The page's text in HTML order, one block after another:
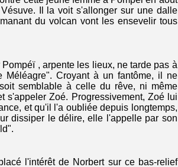
Il la voit s'allonger sur une dalle
du volcan vont les ensevelir tous
, arpente les lieux, ne tarde pas à
Méléagre". Croyant à un fantôme, il ne
semblable à celle du rêve, ni même
s'appeler Zoé. Progressivement, Zoé lui
et qu'il l'a oubliée depuis longtemps,
dissiper le délire, elle l'appelle par son
l'intérêt de Norbert sur ce bas-relief